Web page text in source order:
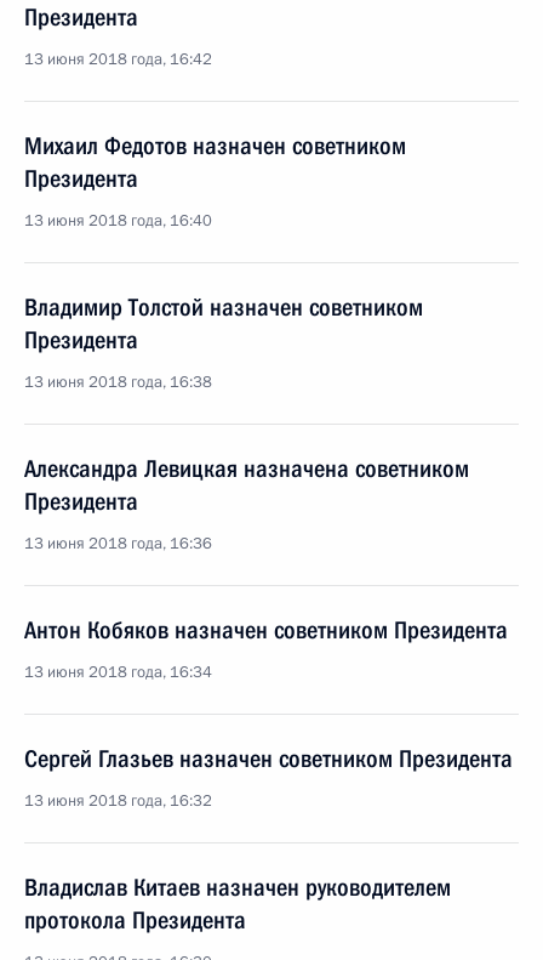
Президента
13 июня 2018 года, 16:42
Михаил Федотов назначен советником
Президента
13 июня 2018 года, 16:40
Владимир Толстой назначен советником
Президента
13 июня 2018 года, 16:38
Александра Левицкая назначена советником
Президента
13 июня 2018 года, 16:36
Антон Кобяков назначен советником Президента
13 июня 2018 года, 16:34
Сергей Глазьев назначен советником Президента
13 июня 2018 года, 16:32
Владислав Китаев назначен руководителем
протокола Президента